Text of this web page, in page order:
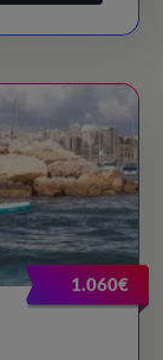
1.060€